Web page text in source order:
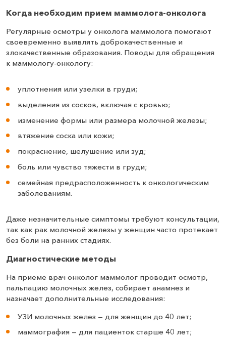
Когда необходим прием маммолога-онколога
Регулярные осмотры у онколога маммолога помогают
своевременно выявлять доброкачественные и
злокачественные образования. Поводы для обращения
к маммологу-онкологу:
уплотнения или узелки в груди;
выделения из сосков, включая с кровью;
изменение формы или размера молочной железы;
втяжение соска или кожи;
покраснение, шелушение или зуд;
боль или чувство тяжести в груди;
семейная предрасположенность к онкологическим
заболеваниям.
Даже незначительные симптомы требуют консультации,
так как рак молочной железы у женщин часто протекает
без боли на ранних стадиях.
Диагностические методы
На приеме врач онколог маммолог проводит осмотр,
пальпацию молочных желез, собирает анамнез и
назначает дополнительные исследования:
УЗИ молочных желез — для женщин до 40 лет;
маммография — для пациенток старше 40 лет;